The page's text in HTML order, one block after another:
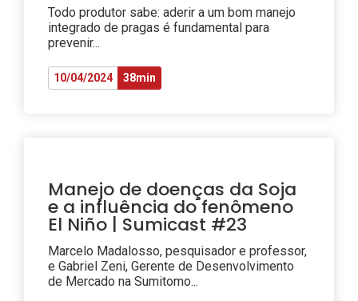
Todo produtor sabe: aderir a um bom manejo
integrado de pragas é fundamental para
prevenir...
10/04/2024 38min
Manejo de doenças da Soja
e a influência do fenômeno
El Niño | Sumicast #23
Marcelo Madalosso, pesquisador e professor,
e Gabriel Zeni, Gerente de Desenvolvimento
de Mercado na Sumitomo...